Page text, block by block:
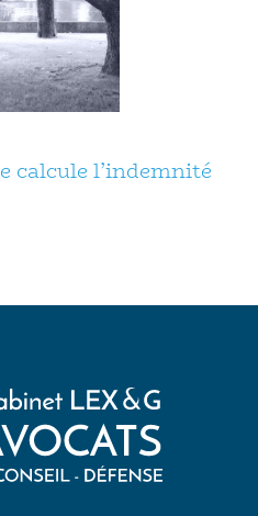
calcule l’indemnité